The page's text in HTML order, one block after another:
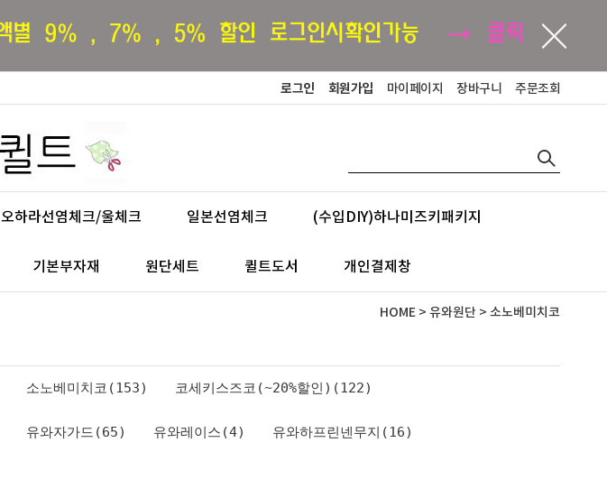
로그인 회원가입 마이페이지 장바구니 주문조회
오하라선염체크/울체크 일본선염체크 (수입DIY)하나미즈키패키지
기본부자재 원단세트 퀼트도서 개인결제창
HOME > 유와원단 > 소노베미치코
소노베미치코(153) 코세키스즈코(~20%할인)(122)
유와자가드(65) 유와레이스(4) 유와하프린넨무지(16)